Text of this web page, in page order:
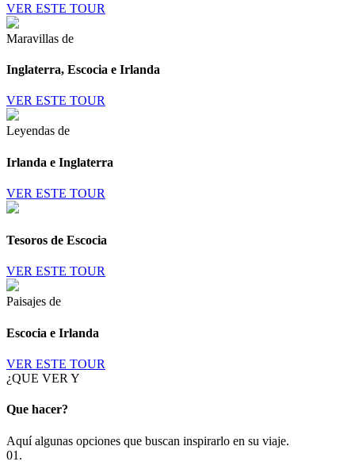
VER ESTE TOUR
Maravillas de
Inglaterra, Escocia e Irlanda
VER ESTE TOUR
Leyendas de
Irlanda e Inglaterra
VER ESTE TOUR
Tesoros de Escocia
VER ESTE TOUR
Paisajes de
Escocia e Irlanda
VER ESTE TOUR
¿QUE VER Y
Que hacer?
Aquí algunas opciones que buscan inspirarlo en su viaje.
01.